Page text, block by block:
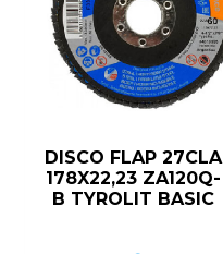
DISCO FLAP 27CLA
178X22,23 ZA120Q-
B TYROLIT BASIC